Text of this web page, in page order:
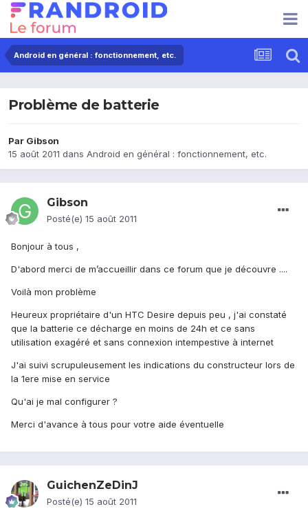
Android en général : fonctionnement, etc.
Problème de batterie
Par Gibson
15 août 2011 dans Android en général : fonctionnement, etc.
Gibson
Posté(e) 15 août 2011
Bonjour à tous ,
D'abord merci de m’accueillir dans ce forum que je découvre ....
Voilà mon problème
Heureux propriétaire d'un HTC Desire depuis peu , j'ai constaté
que la batterie ce décharge en moins de 24h et ce sans
utilisation exagéré et sans connexion intempestive à internet
J'ai suivi scrupuleusement les indications du constructeur lors de
la 1ere mise en service
Qu'ai je mal configurer ?
Merci d'avance à tous pour votre aide éventuelle
GuichenZeDinJ
Posté(e) 15 août 2011